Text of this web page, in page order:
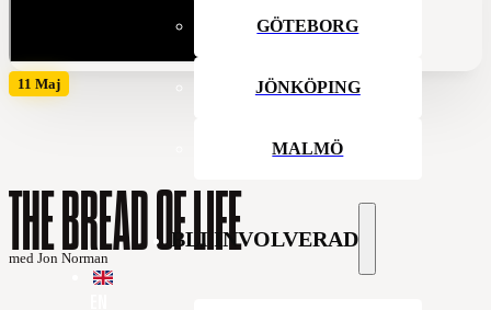
GÖTEBORG
JÖNKÖPING
MALMÖ
BLI INVOLVERAD
11 Maj
THE BREAD OF LIFE
med Jon Norman